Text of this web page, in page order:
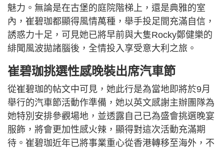
魅力。無論是在古堡的庭院階梯上，還是典雅的室
內，崔碧珈都顯得風情萬種，舉手投足間充滿自信，
誘惑力十足，可見她已將早前與大隻Rocky鄭健樂的
緋聞風波拋諸腦後，全情投入享受意大利之旅。
崔碧珈挑選性感晚裝出席汽車節
從崔碧珈的帖文中可見，她此行是為當地即將於9月
舉行的汽車節活動作準備，她以英文感謝主辦團隊為
她特別安排參觀場地，並透露自己已為盛會挑選晚宴
服飾，將會更加性感火辣，顯得對這次活動充滿期
待。崔碧珈近年已將事業重心從香港轉移至海外，不